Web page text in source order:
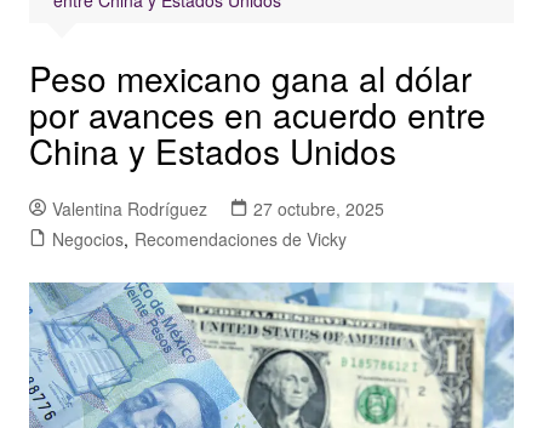
Peso mexicano gana al dólar
por avances en acuerdo entre
China y Estados Unidos
Valentina Rodríguez
27 octubre, 2025
Negocios, Recomendaciones de Vicky